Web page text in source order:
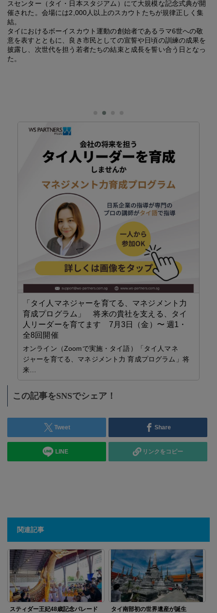
スセンター（タイ・日本スタジアム）にて大規模な記念式典が開
催された。会場には2,000人以上のスカウトたちが規律正しく集
結。
タイにおけるボーイスカウト運動の創始者であるラマ6世への敬
意を表すとともに、良き市民としての宣誓や日頃の訓練の成果を
披露し、次世代を担う若者たちの結束と成長を誓い合う日となっ
た。
「タイ人マネジャーを育てる、マネジメント力
育成プログラム」 将来の貴社を支える、タイ
人リーダーを育てます 7月3日（金）〜 週1・
全8回開催
オンライン（Zoomで実施・タイ語）「タイ人マネ
ジャーを育てる、マネジメント力 育成プログラム」将
来…
この記事をSNSでシェア！
Tweet Share
LINE リンクをコピー
関連記事
スティダー王妃48歳記念パレード
タイ南部初の世界遺産が誕生